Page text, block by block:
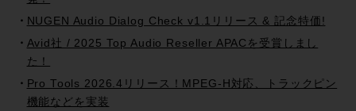
NUGEN Audio Dialog Check v1.1リリース & 記念特価!
Avid社 / 2025 Top Audio Reseller APACを受賞しまし
た！
Pro Tools 2026.4リリース！MPEG-H対応、トラックピン
機能などを実装